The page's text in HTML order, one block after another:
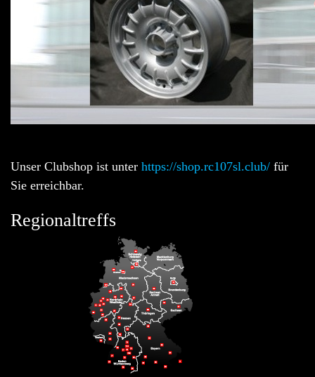
Unser Clubshop ist unter https://shop.rc107sl.club/ für
Sie erreichbar.
Regionaltreffs